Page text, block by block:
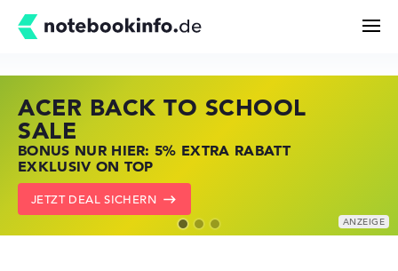
Kaufberatung
ACER BACK TO SCHOOL
SALE
BONUS NUR HIER: 5% EXTRA RABATT
EXKLUSIV ON TOP
JETZT DEAL SICHERN
HP STORE SSV DEALS
JETZT ZUGREIFEN: NOTEBOOKS BEI HP
KRÄFTIG REDUZIERT
ZU DEN HP ANGEBOTEN
LENOVO LAPTOP DEALS
NOTEBOOKS BEI LENOVO JETZT
KRÄFTIG REDUZIERT
LENOVO DEALS ZEIGEN